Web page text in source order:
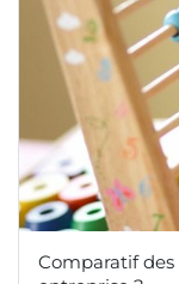
Comparatif des